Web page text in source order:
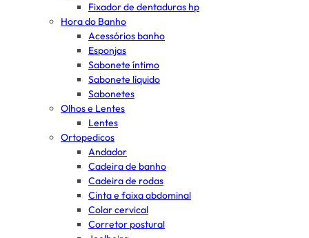
Fixador de dentaduras hp
Hora do Banho
Acessórios banho
Esponjas
Sabonete íntimo
Sabonete líquido
Sabonetes
Olhos e Lentes
Lentes
Ortopedicos
Andador
Cadeira de banho
Cadeira de rodas
Cinta e faixa abdominal
Colar cervical
Corretor postural